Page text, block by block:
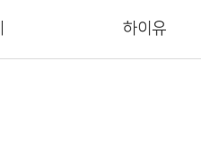
하이유